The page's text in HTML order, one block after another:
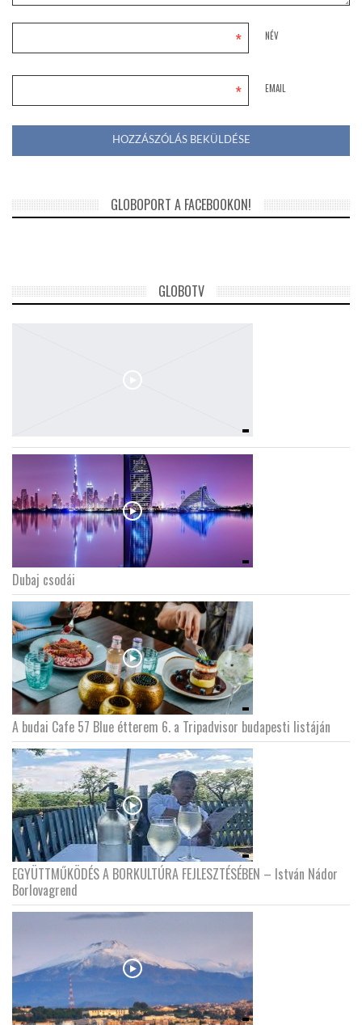
NÉV
*
EMAIL
*
GLOBOPORT A FACEBOOKON!
GLOBOTV
Dubaj csodái
A budai Cafe 57 Blue étterem 6. a Tripadvisor budapesti listáján
EGYÜTTMŰKÖDÉS A BORKULTÚRA FEJLESZTÉSÉBEN – István Nádor
Borlovagrend